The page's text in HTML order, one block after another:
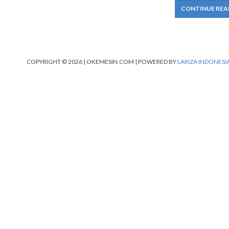
CONTINUE
COPYRIGHT © 2026 | OKEMESIN.COM | POWERED BYLARIZA